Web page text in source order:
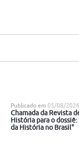
Publicado em 05/08/2026
Chamada da Revista
História para o
da História no Brasil"